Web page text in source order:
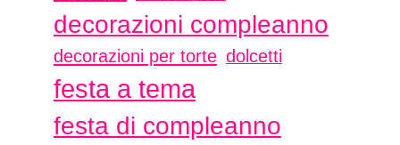
decorazioni compleanno
decorazioni per torte dolcetti
festa a tema
festa di compleanno